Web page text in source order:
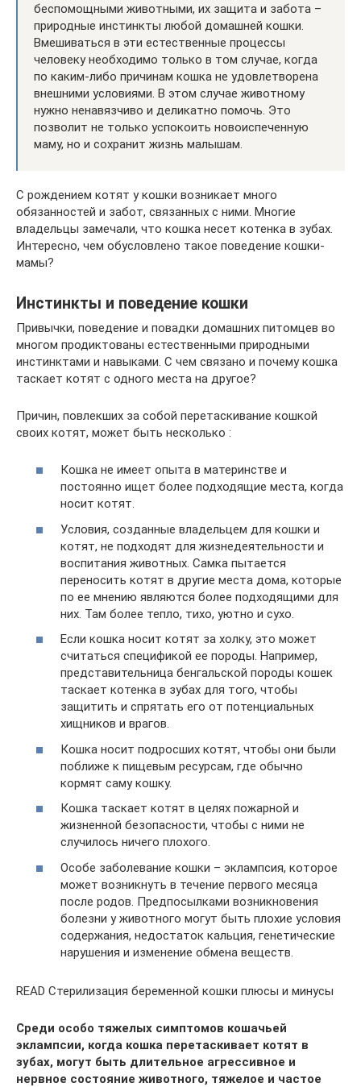
беспомощными животными, их защита и забота –
природные инстинкты любой домашней кошки.
Вмешиваться в эти естественные процессы
человеку необходимо только в том случае, когда
по каким-либо причинам кошка не удовлетворена
внешними условиями. В этом случае животному
нужно ненавязчиво и деликатно помочь. Это
позволит не только успокоить новоиспеченную
маму, но и сохранит жизнь малышам.
С рождением котят у кошки возникает много
обязанностей и забот, связанных с ними. Многие
владельцы замечали, что кошка несет котенка в зубах.
Интересно, чем обусловлено такое поведение кошки-
мамы?
Инстинкты и поведение кошки
Привычки, поведение и повадки домашних питомцев во
многом продиктованы естественными природными
инстинктами и навыками. С чем связано и почему кошка
таскает котят с одного места на другое?
Причин, повлекших за собой перетаскивание кошкой
своих котят, может быть несколько :
Кошка не имеет опыта в материнстве и
постоянно ищет более подходящие места, когда
носит котят.
Условия, созданные владельцем для кошки и
котят, не подходят для жизнедеятельности и
воспитания животных. Самка пытается
переносить котят в другие места дома, которые
по ее мнению являются более подходящими для
них. Там более тепло, тихо, уютно и сухо.
Если кошка носит котят за холку, это может
считаться спецификой ее породы. Например,
представительница бенгальской породы кошек
таскает котенка в зубах для того, чтобы
защитить и спрятать его от потенциальных
хищников и врагов.
Кошка носит подросших котят, чтобы они были
поближе к пищевым ресурсам, где обычно
кормят саму кошку.
Кошка таскает котят в целях пожарной и
жизненной безопасности, чтобы с ними не
случилось ничего плохого.
Особе заболевание кошки – эклампсия, которое
может возникнуть в течение первого месяца
после родов. Предпосылками возникновения
болезни у животного могут быть плохие условия
содержания, недостаток кальция, генетические
нарушения и изменение обмена веществ.
READ Стерилизация беременной кошки плюсы и минусы
Среди особо тяжелых симптомов кошачьей
эклампсии, когда кошка перетаскивает котят в
зубах, могут быть длительное агрессивное и
нервное состояние животного, тяжелое и частое